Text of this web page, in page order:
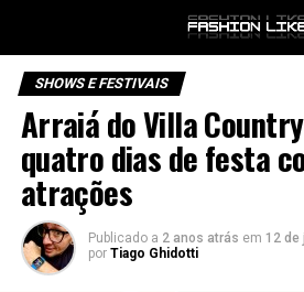
SHOWS E FESTIVAIS
Arraiá do Villa
quatro dias de festa
atrações
Publicado a 2 anos atrás em 12 de
por Tiago Ghidotti